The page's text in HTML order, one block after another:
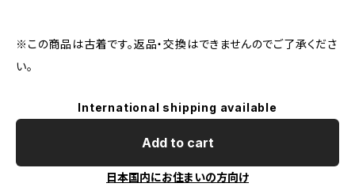
※この商品は古着です。返品・交換はできませんのでご了承くださ
い。
International shipping available
Add to cart
日本国内にお住まいの方向け